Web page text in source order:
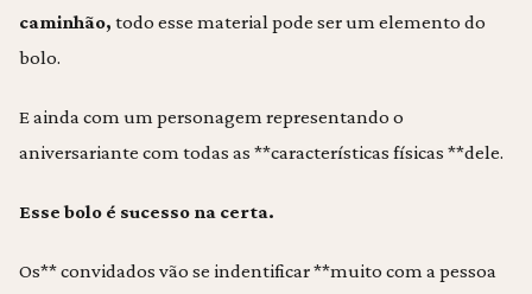
caminhão, todo esse material pode ser um elemento do
bolo.
E ainda com um personagem representando o
aniversariante com todas as **características físicas **dele.
Esse bolo é sucesso na certa.
Os** convidados vão se indentificar **muito com a pessoa